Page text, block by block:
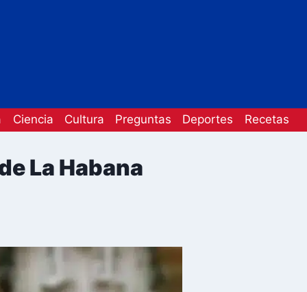
Ciencia Cultura Preguntas Deportes Recetas
La Habana